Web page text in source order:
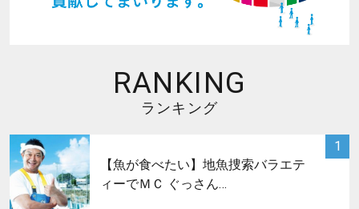
RANKING
ランキング
1
サムネイル
【魚が食べたい】地魚捜索バラエテ
ィーでＭＣ ぐっさん…